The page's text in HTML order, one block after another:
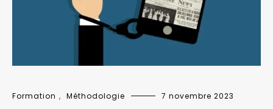
Formation , Méthodologie 7 novembre 2023